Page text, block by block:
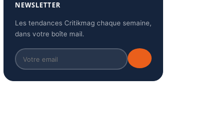
NEWSLETTER
Les tendances Critikmag chaque semaine,
dans votre boîte mail.